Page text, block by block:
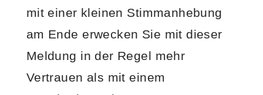
mit einer kleinen Stimmanhebung
am Ende erwecken Sie mit dieser
Meldung in der Regel mehr
Vertrauen als mit einem